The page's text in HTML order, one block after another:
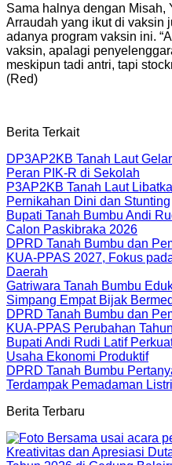
Sama halnya dengan Misah,
Arraudah yang ikut di vaksin
adanya program vaksin ini.
vaksin, apalagi
meskipun tadi antri, tapi
(Red)
Berita Terkait
DP3AP2KB Tanah Laut
Peran PIK-R di Sekolah
P3AP2KB Tanah Laut
Pernikahan Dini dan Stunting
Bupati Tanah Bumbu Andi
Calon Paskibraka 2026
DPRD Tanah Bumbu dan
KUA-PPAS 2027, Fokus
Daerah
Gatriwara Tanah Bumbu
Simpang Empat Bijak
DPRD Tanah Bumbu dan
KUA-PPAS Perubahan
Bupati Andi Rudi Latif
Usaha Ekonomi Produktif
DPRD Tanah Bumbu
Terdampak Pemadaman
Berita Terbaru